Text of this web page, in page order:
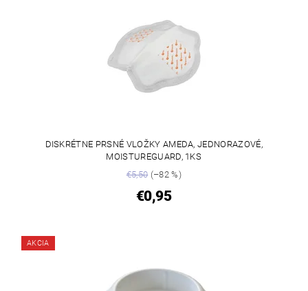
DISKRÉTNE PRSNÉ VLOŽKY AMEDA, JEDNORAZOVÉ,
MOISTUREGUARD, 1KS
€5,50(–82 %)
€0,95
AKCIA